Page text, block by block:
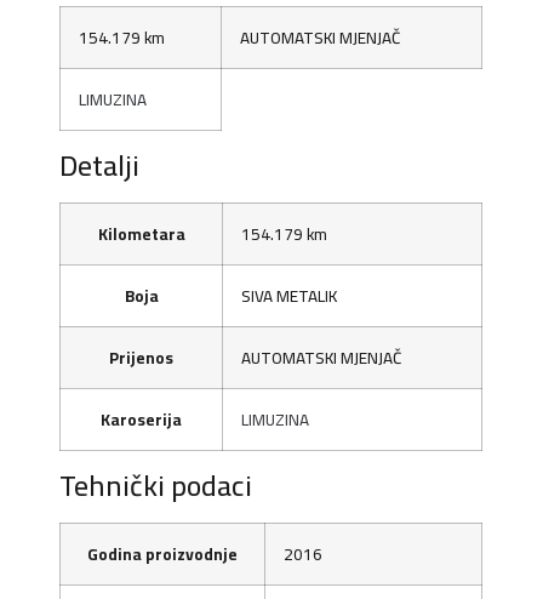
154.179 km
AUTOMATSKI MJENJAČ
LIMUZINA
Detalji
Kilometara
154.179 km
Boja
SIVA METALIK
Prijenos
AUTOMATSKI MJENJAČ
Karoserija
LIMUZINA
Tehnički podaci
Godina proizvodnje
2016